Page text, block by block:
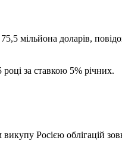
75,5 мільйона доларів,
за ставкою 5% річних.
Росією облігацій